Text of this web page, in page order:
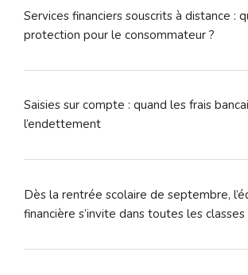
Services financiers souscrits à distance :
protection pour le consommateur ?
Saisies sur compte : quand les frais
l’endettement
Dès la rentrée scolaire de septembre,
financière s’invite dans toutes les